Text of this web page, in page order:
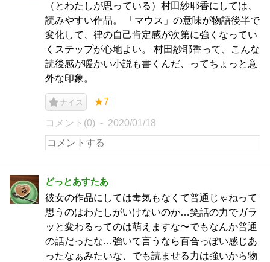
（とわたしが思っている）村田紗耶香にしては、
読みやすい作品。 「マウス」の意味が物語後半で
変化して、律の自己肯定感が次第に強くなってい
くステップが心地よい。 村田紗耶香って、こんな
読後感が暖かい小説も書くんだ、ってちょっと意
外な印象。
ナイス ★7
コメント(0) 2020/01/18
どっとあすたあ
彼女の作品にしては毒気もなくて普通じゃねって
思うのはわたしがいけないのか…笑話の力でガラ
ッと変わるってのは萌えますな〜でもなんか普通
の話だったな…強いて言うなら百合っぽい感じあ
ったなぁみたいな、でも読ませる力は強いから物